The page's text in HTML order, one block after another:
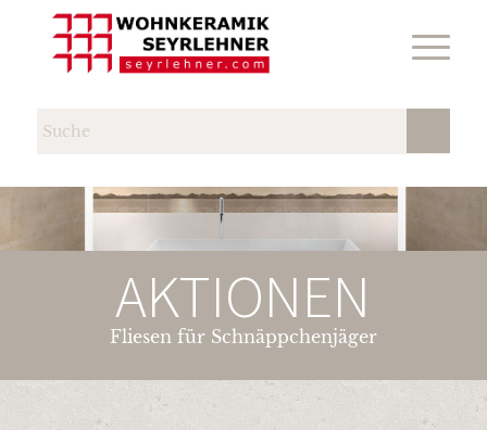
AKTIONEN
Fliesen für Schnäppchenjäger